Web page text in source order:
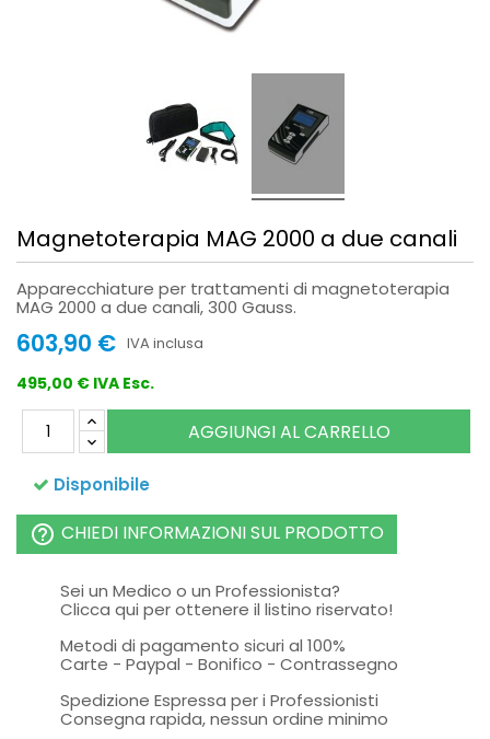
Magnetoterapia MAG 2000 a due canali
Apparecchiature per trattamenti di magnetoterapia
MAG 2000 a due canali, 300 Gauss.
603,90 € IVA inclusa
495,00 € IVA Esc.
AGGIUNGI AL CARRELLO
Disponibile
help_outline CHIEDI INFORMAZIONI SUL PRODOTTO
Sei un Medico o un Professionista?
Clicca qui per ottenere il listino riservato!
Metodi di pagamento sicuri al 100%
Carte - Paypal - Bonifico - Contrassegno
Spedizione Espressa per i Professionisti
Consegna rapida, nessun ordine minimo